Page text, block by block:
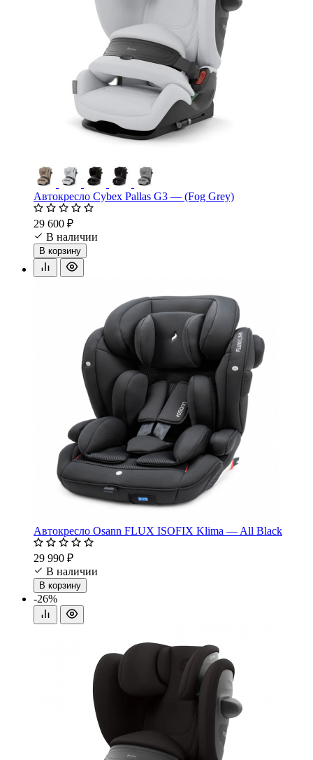
Автокресло Cybex Pallas G3 — (Fog Grey)
29 600 ₽
В наличии
В корзину
Автокресло Osann FLUX ISOFIX Klima — All Black
29 990 ₽
В наличии
В корзину
-26%